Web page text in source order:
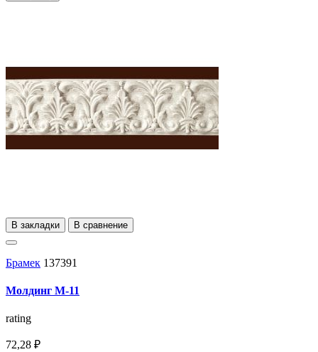
В закладки В сравнение
Брамек 137391
Молдинг М-11
rating
72,28 ₽